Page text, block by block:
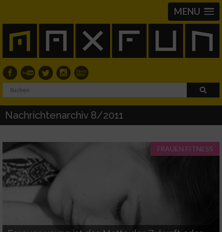
MENU
Nachrichtenarchiv 8/2011
FRAUEN FITNESS